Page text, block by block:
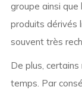
groupe ainsi
produits dérivés
souvent très
De plus,
temps. Par